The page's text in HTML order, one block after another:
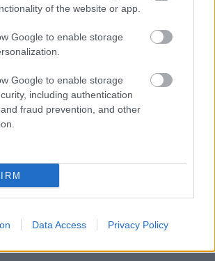
of the website or app.
Google to enable storage
Google to enable storage
including authentication
fraud prevention, and other
Data Access Privacy Policy